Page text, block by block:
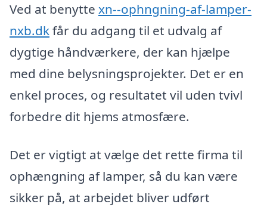
Ved at benytte xn--ophngning-af-lamper-
nxb.dkfår du adgang til et udvalg af
dygtige håndværkere, der kan hjælpe
med dine belysningsprojekter. Det er en
enkel proces, og resultatet vil uden tvivl
forbedre dit hjems atmosfære.
Det er vigtigt at vælge det rette firma til
ophængning af lamper, så du kan være
sikker på, at arbejdet bliver udført